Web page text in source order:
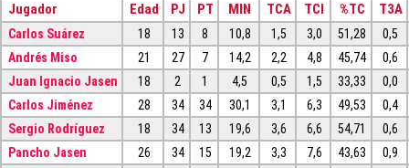
Jugador Edad PJ PT MIN TCA TCI %TC T3A
Carlos Suárez 18 13 8 10,8 1,5 3,0 51,28
0,5
Andrés Miso
21 27 7 14,2 2,2 4,8 45,74
0,6
Juan Ignacio Jasen
18 2 1 4,5 0,5 1,5 33,33
0,0
Carlos Jiménez
28 34 34 30,1 3,1 6,3 49,53
0,4
Sergio Rodríguez
18 34 13 19,6 3,6 6,6 54,71
0,6
Pancho Jasen
26 34 15 19,2 3,3 7,6 43,63
0,9